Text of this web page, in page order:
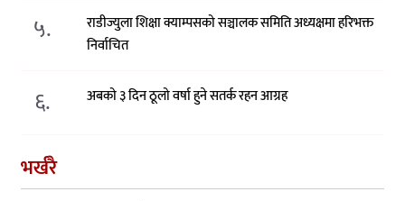
५.
राडीज्युला शिक्षा क्याम्पसको सञ्चालक समिति अध्यक्षमा हरिभक्त
निर्वाचित
६. अबको ३ दिन ठूलो वर्षा हुने सतर्क रहन आग्रह
भर्खरै